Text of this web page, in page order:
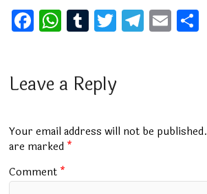
F
a
b
o
k
W
h
s
p
p
T
u
bl
T
wi
er
T
el
m
E
m
Leave a Reply
Your email address will not be published.
are marked *
Comment *